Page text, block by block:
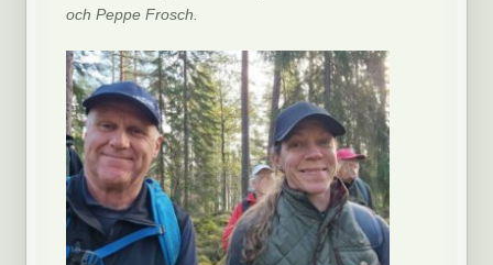
och Peppe Frosch.